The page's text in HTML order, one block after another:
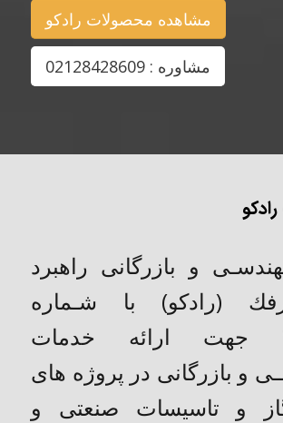
مشاهده محصولات رادکو
مشاوره : 02128428609
و بازرگانی راهبرد
(رادکو) با شـماره
ثبت٣٦٥٧٣ جهت ارائه خدمات
و بازرگانی در پروژه های
و تاسیسات صنعتی و